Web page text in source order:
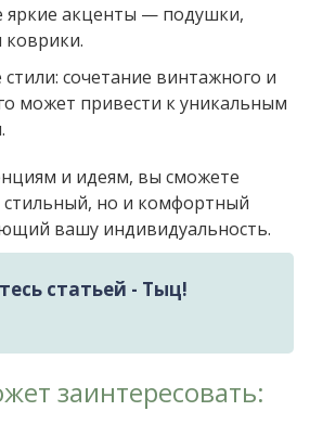
яркие акценты — подушки,
сочетание винтажного и
может привести к уникальным
и идеям, вы сможете
стильный, но и комфортный
вашу индивидуальность.
статьей - Тыц!
заинтересовать: